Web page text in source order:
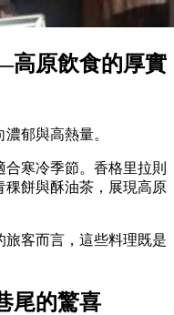
原飲食的厚實
郁與高熱量。
寒冷季節。香格里拉則
稞餅與酥油茶，展現高原
客而言，這些料理既是
尾的驚喜